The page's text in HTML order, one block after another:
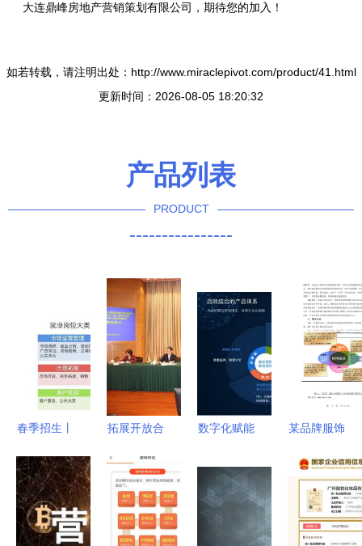
大连鼎峰房地产营销策划有限公司，期待您的加入！
如若转载，请注明出处：http://www.miraclepivot.com/product/41.html
更新时间：2026-08-05 18:20:32
产品列表
PRODUCT
----------------
春季招生丨
迎报考市场
营销专业
从策略到实
拓展开放合
共商发挥进
口博览
会“溢出”效
数字化赋能
有云服务行
业会议及展
某品牌服饰
场整合营销
策划方案
会议及展览